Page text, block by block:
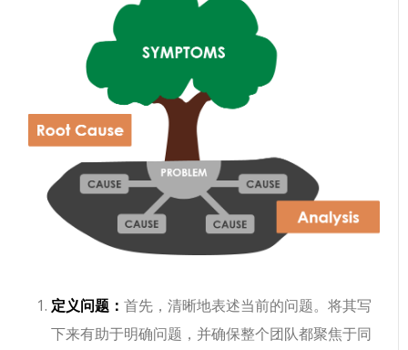
定义问题：首先，清晰地表述当前的问题。将其写
下来有助于明确问题，并确保整个团队都聚焦于同